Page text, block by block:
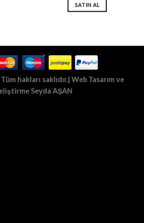
SATIN AL
Tüm hakları saklıdır.| Web Tasarım ve
Seyda AŞAN